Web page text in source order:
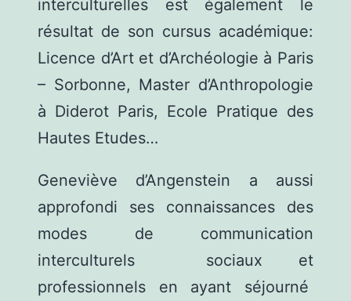
interculturelles est également le
résultat de son cursus académique:
Licence d’Art et d’Archéologie à Paris
– Sorbonne, Master d’Anthropologie
à Diderot Paris, Ecole Pratique des
Hautes Etudes…
Geneviève d’Angenstein a aussi
approfondi ses connaissances des
modes de communication
interculturels sociaux et
professionnels en ayant séjourné